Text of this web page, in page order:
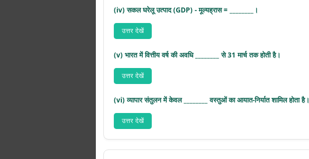
(iv) सकल घरेलू उत्पाद (GDP) - मूल्यह्रास = ________।
उत्तर देखें
(v) भारत में वित्तीय वर्ष की अवधि ________ से 31 मार्च तक होती है।
उत्तर देखें
(vi) व्यापार संतुलन में केवल ________ वस्तुओं का आयात-निर्यात शामिल होता है।
उत्तर देखें